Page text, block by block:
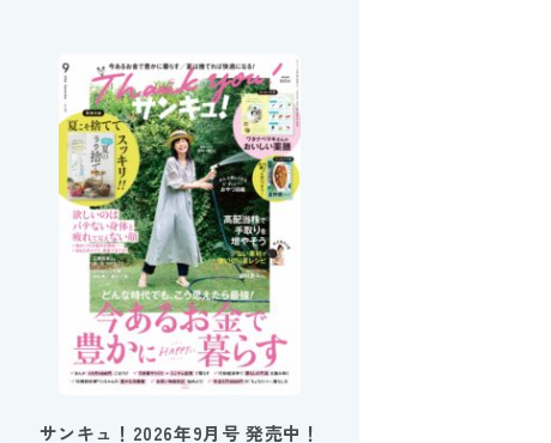
サンキュ！2026年9月号 発売中！